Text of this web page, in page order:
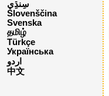
Slovenščina
Svenska
தமிழ்
Türkçe
Українська
اردو
中文